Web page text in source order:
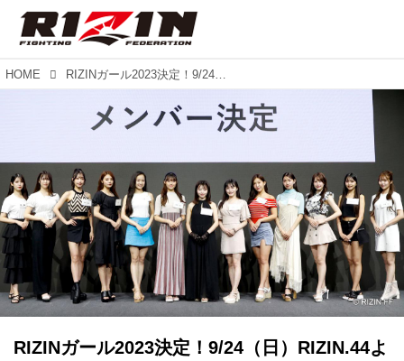
HOME RIZINガール2023決定！9/24（日）RIZIN.44より活動スタート！
RIZINガール2023決定！9/24（日）RIZIN.44よ